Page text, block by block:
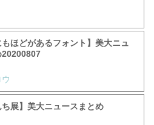
もほどがあるフォント】美大ニュ
20200807
ち展】美大ニュースまとめ